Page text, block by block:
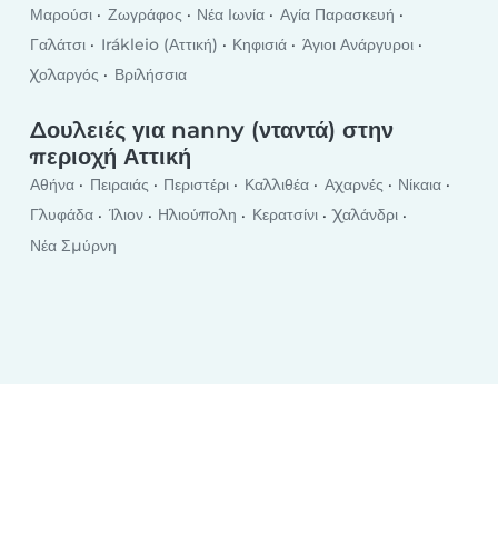
Μαρούσι Ζωγράφος Νέα Ιωνία
Αγία Παρασκευή
Γαλάτσι
Irákleio (Αττική) Κηφισιά
Άγιοι Ανάργυροι
Χολαργός
Βριλήσσια
Δουλειές για nanny (νταντά) στην
περιοχή Αττική
Αθήνα Πειραιάς Περιστέρι Καλλιθέα Αχαρνές
Νίκαια
Γλυφάδα
Ίλιον Ηλιούπολη Κερατσίνι
Χαλάνδρι
Νέα Σμύρνη